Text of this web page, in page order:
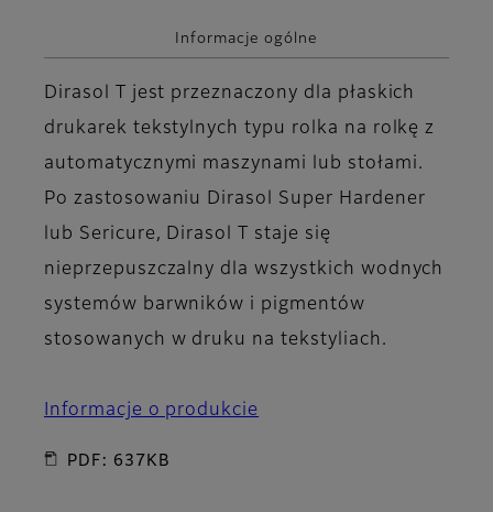
Informacje ogólne
Dirasol T jest przeznaczony dla płaskich
drukarek tekstylnych typu rolka na rolkę z
automatycznymi maszynami lub stołami.
Po zastosowaniu Dirasol Super Hardener
lub Sericure, Dirasol T staje się
nieprzepuszczalny dla wszystkich wodnych
systemów barwników i pigmentów
stosowanych w druku na tekstyliach.
Informacje o produkcie
PDF: 637KB